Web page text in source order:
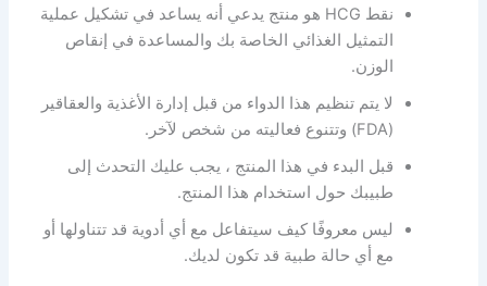
نقط HCG هو منتج يدعي أنه يساعد في تشكيل عملية
التمثيل الغذائي الخاصة بك والمساعدة في إنقاص
الوزن.
لا يتم تنظيم هذا الدواء من قبل إدارة الأغذية والعقاقير
(FDA) وتتنوع فعاليته من شخص لآخر.
قبل البدء في هذا المنتج ، يجب عليك التحدث إلى
طبيبك حول استخدام هذا المنتج.
ليس معروفًا كيف سيتفاعل مع أي أدوية قد تتناولها أو
مع أي حالة طبية قد تكون لديك.